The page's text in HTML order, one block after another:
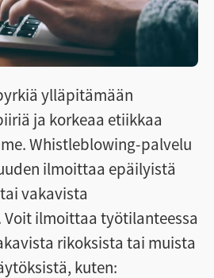
ylläpitämään
ja korkeaa etiikkaa
Whistleblowing-palvelu
ilmoittaa epäilyistä
vakavista
ilmoittaa työtilanteessa
rikoksista tai muista
kuten: